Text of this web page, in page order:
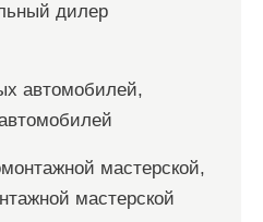
дилер
автомобилей,
мастерской,
мастерской